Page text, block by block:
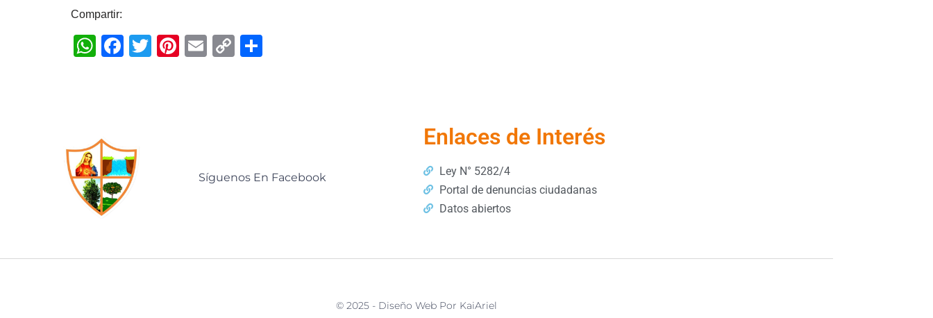
Compartir:
WhatsApp
Facebook
TwitterPinterest
EmailCopy
Síguenos En Facebook
Enlaces de Interés
Ley N° 5282/4
Portal de denuncias ciudadanas
Datos abiertos
© 2025 - Diseño Web Por KaiAriel